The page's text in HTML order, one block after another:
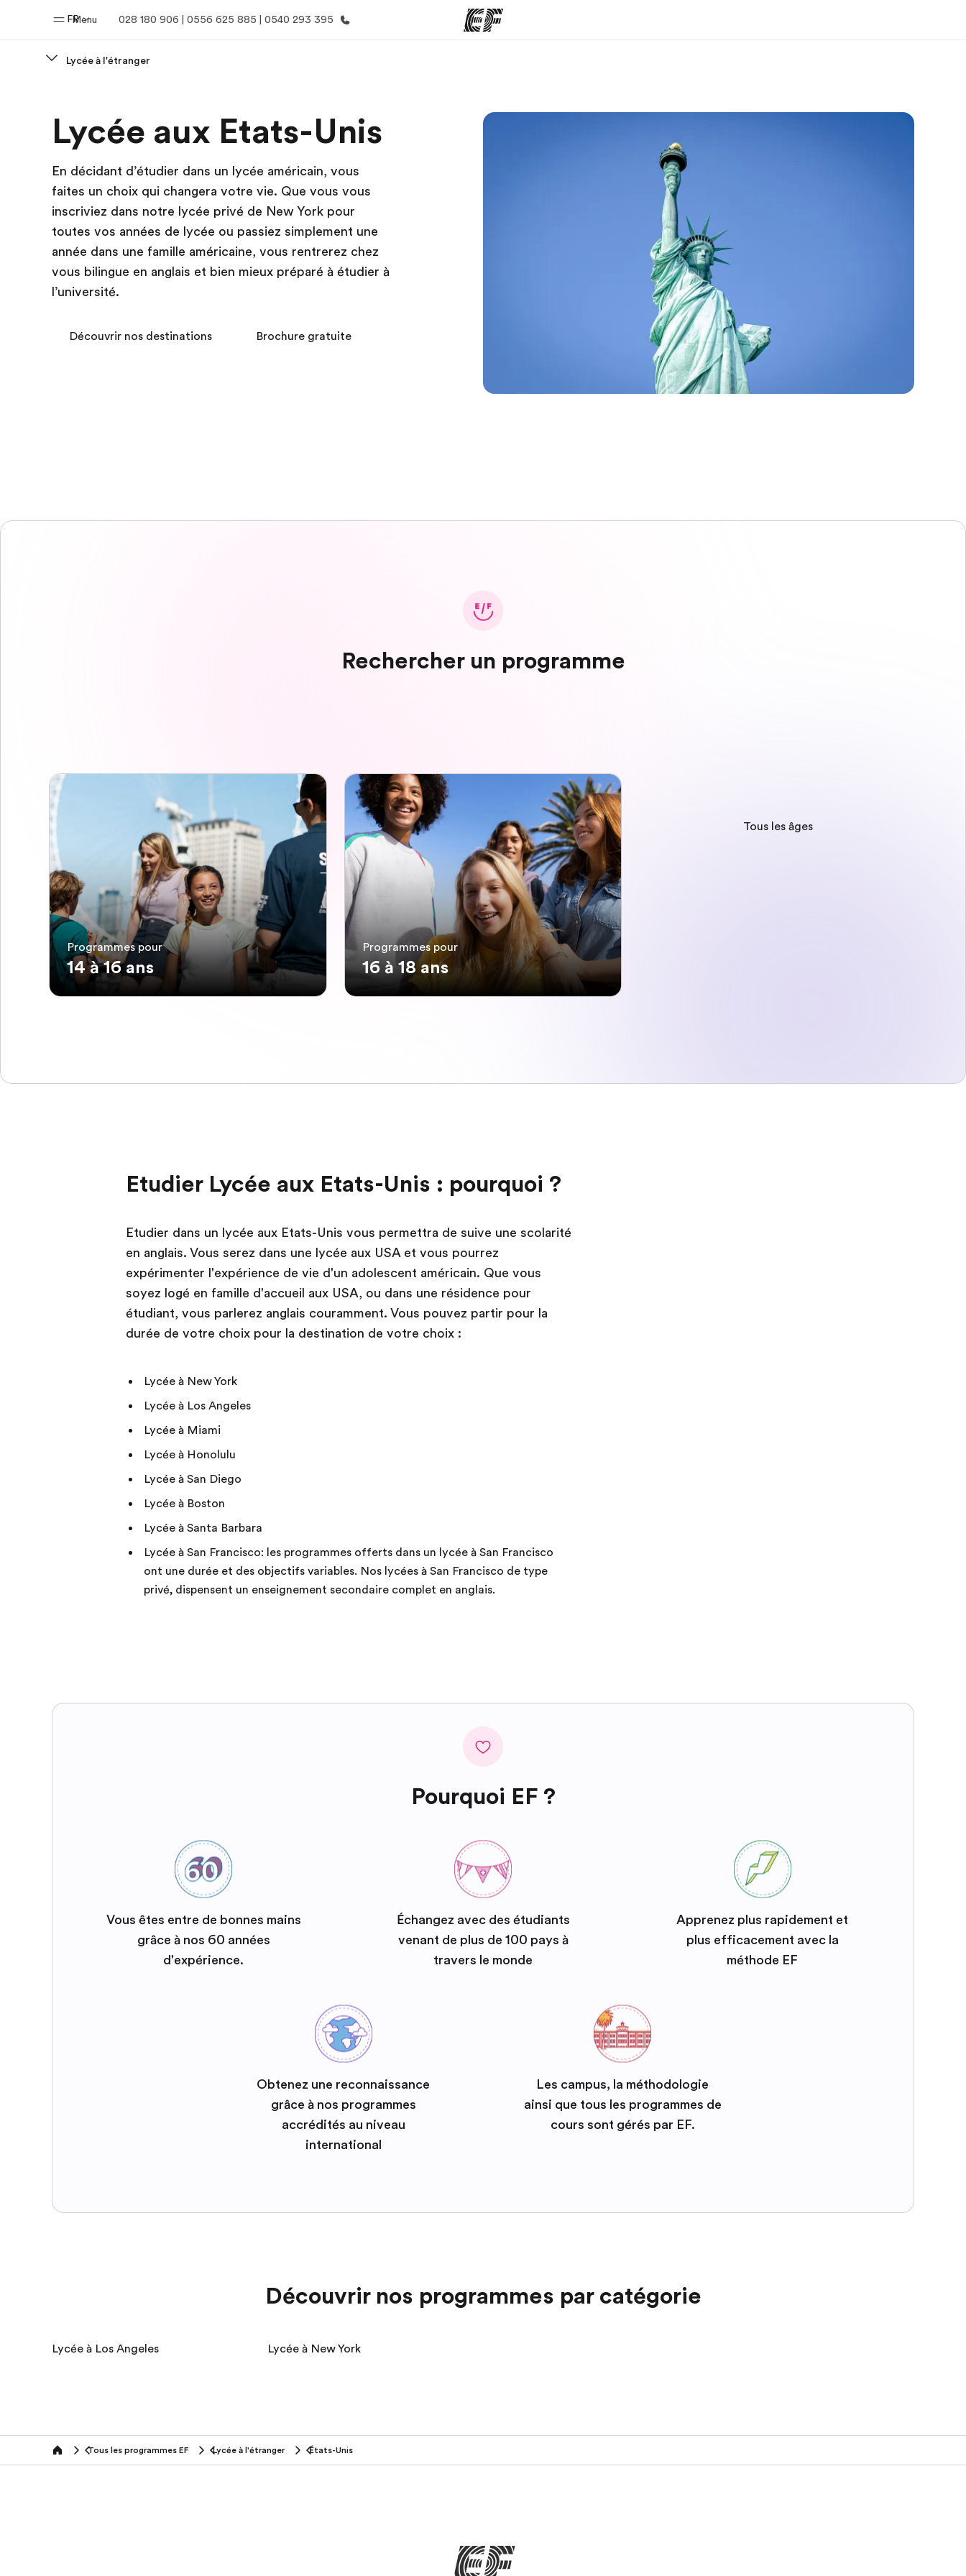
Menu
FR 028 180 906 | 0556 625 885 | 0540 293 395
Bienvenue chez EF Nos offres Trouver un bureau
Lycée à l'étranger
Lycée aux Etats-Unis
En décidant d’étudier dans un lycée américain, vous
faites un choix qui changera votre vie. Que vous vous
inscriviez dans notre lycée privé de New York pour
toutes vos années de lycée ou passiez simplement une
année dans une famille américaine, vous rentrerez chez
vous bilingue en anglais et bien mieux préparé à étudier à
l’université.
Découvrir nos destinations Brochure gratuite
Rechercher un programme
Programmes pour
14 à 16 ans
Programmes pour
16 à 18 ans
Tous les âges
Etudier Lycée aux Etats-Unis : pourquoi ?
Etudier dans un lycée aux Etats-Unis vous permettra de suive une scolarité
en anglais. Vous serez dans une lycée aux USA et vous pourrez
expérimenter l'expérience de vie d'un adolescent américain. Que vous
soyez logé en famille d'accueil aux USA, ou dans une résidence pour
étudiant, vous parlerez anglais couramment. Vous pouvez partir pour la
durée de votre choix pour la destination de votre choix :
Lycée à New York
Lycée à Los Angeles
Lycée à Miami
Lycée à Honolulu
Lycée à San Diego
Lycée à Boston
Lycée à Santa Barbara
Lycée à San Francisco: les programmes offerts dans un lycée à San Francisco
ont une durée et des objectifs variables. Nos lycées à San Francisco de type
privé, dispensent un enseignement secondaire complet en anglais.
Pourquoi EF ?
Vous êtes entre de bonnes mains
grâce à nos 60 années
d'expérience.
Échangez avec des étudiants
venant de plus de 100 pays à
travers le monde
Apprenez plus rapidement et
plus efficacement avec la
méthode EF
Obtenez une reconnaissance
grâce à nos programmes
accrédités au niveau
international
Les campus, la méthodologie
ainsi que tous les programmes de
cours sont gérés par EF.
Découvrir nos programmes par catégorie
Lycée à Los Angeles Lycée à New York
home Tous les programmes EF Lycée à l'étranger États-Unis